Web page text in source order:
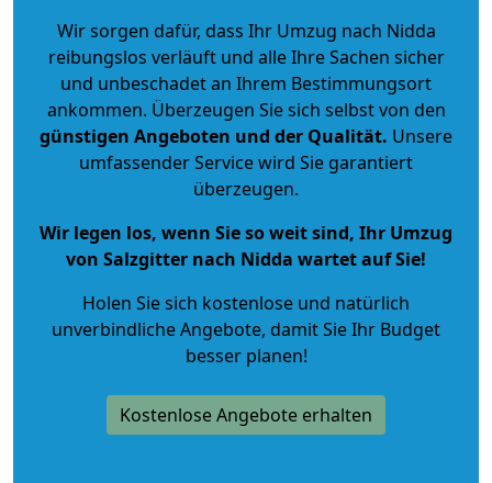
Wir sorgen dafür, dass Ihr Umzug nach Nidda
reibungslos verläuft und alle Ihre Sachen sicher
und unbeschadet an Ihrem Bestimmungsort
ankommen. Überzeugen Sie sich selbst von den
günstigen Angeboten und der Qualität. Unsere
umfassender Service wird Sie garantiert
überzeugen.
Wir legen los, wenn Sie so weit sind, Ihr Umzug
von Salzgitter nach Nidda wartet auf Sie!
Holen Sie sich kostenlose und natürlich
unverbindliche Angebote, damit Sie Ihr Budget
besser planen!
Kostenlose Angebote erhalten